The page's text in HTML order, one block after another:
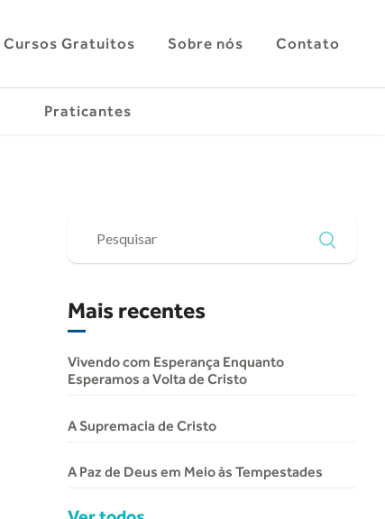
Cursos Gratuitos Sobre nós Contato
Praticantes
Mais recentes
Vivendo com Esperança Enquanto
Esperamos a Volta de Cristo
A Supremacia de Cristo
A Paz de Deus em Meio às Tempestades